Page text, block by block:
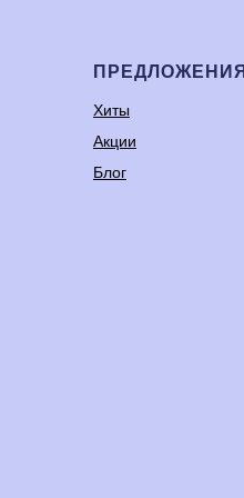
ПРЕДЛОЖЕНИЯ
Хиты
Акции
Блог